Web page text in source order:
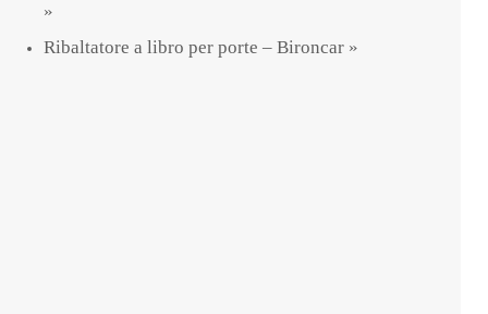
»
Ribaltatore a libro per porte – Bironcar »